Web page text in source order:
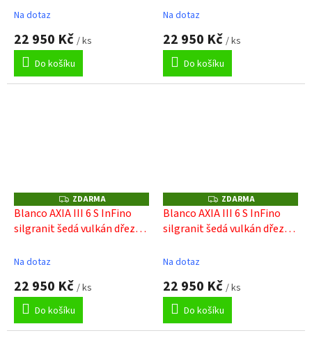
Na dotaz
22 950 Kč / ks
Do košíku
miska
Na dotaz
22 950 Kč / ks
Do košíku
Z
D
A
R
ZDARMA
Blanco AXIA III 6 S InFino
silgranit šedá vulkán dřez
miska
Na dotaz
22 950 Kč / ks
Do košíku
Z
D
A
R
ZDARMA
Blanco AXIA III 6 S InFino
silgranit šedá vulkán dřez
miska
Na dotaz
22 950 Kč / ks
Do košíku